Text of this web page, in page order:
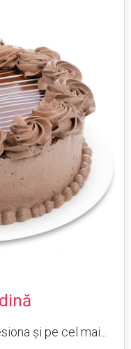
și pe cel mai...